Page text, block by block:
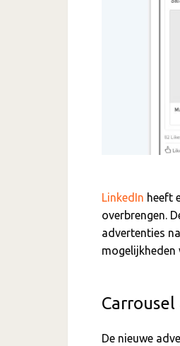
LinkedIn heeft
overbrengen.
advertenties
mogelijkheden
De nieuwe